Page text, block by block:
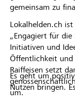
gemeinsam zu
Lokalhelden.ch
„Engagiert für die
Initiativen und
Öffentlichkeit und
Raiffeisen setzt
um.
Es geht um
Nutzen bringen.